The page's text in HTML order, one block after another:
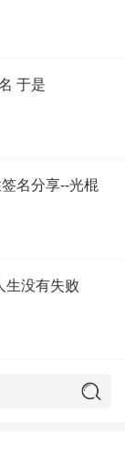
树木也开始萌
静下来，花开
辈的无限思念;
无限缅怀
卢挚《蟾宫
想给他上坟了,!
于是
名分享--光棍
生没有失败